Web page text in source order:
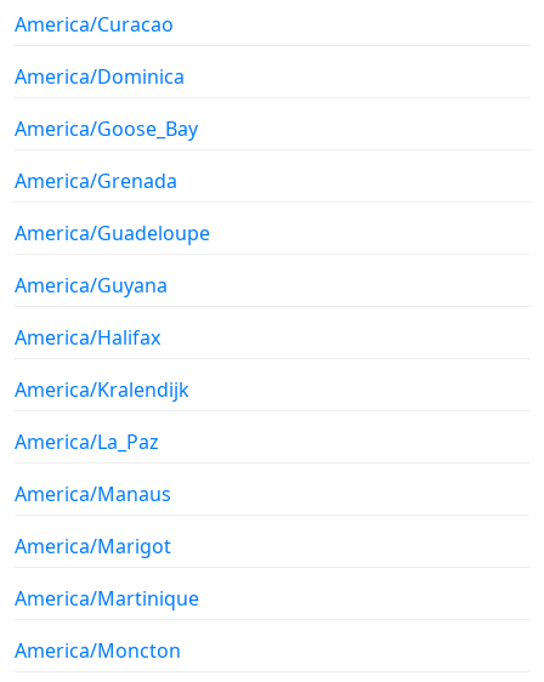
America/Curacao
America/Dominica
America/Goose_Bay
America/Grenada
America/Guadeloupe
America/Guyana
America/Halifax
America/Kralendijk
America/La_Paz
America/Manaus
America/Marigot
America/Martinique
America/Moncton